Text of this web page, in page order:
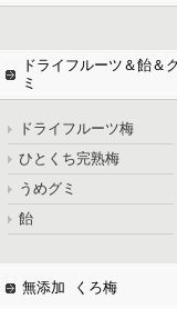
ドライフルーツ＆飴＆
ミ
ドライフルーツ梅
ひとくち完熟梅
うめグミ
飴
無添加 くろ梅